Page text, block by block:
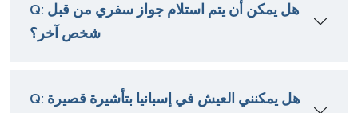
Q: هل يمكن أن يتم استلام جواز سفري من قبل
شخص آخر؟
Q: هل يمكنني العيش في إسبانيا بتأشيرة قصيرة